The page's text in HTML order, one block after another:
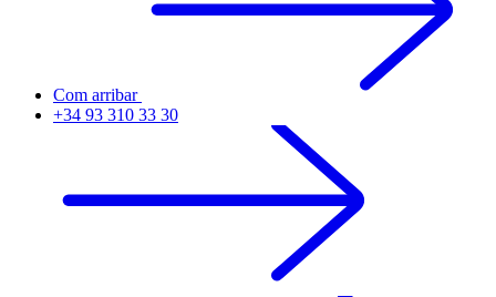
Com arribar
+34 93 310 33 30